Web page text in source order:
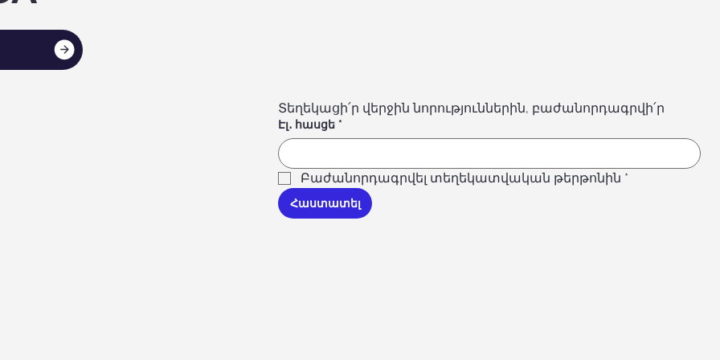
Տեղեկացի՛ր վերջին նորություններին, բաժանորդագրվի՛ր
Էլ․ հասցե *
Բաժանորդագրվել տեղեկատվական թերթոնին *
Հաստատել